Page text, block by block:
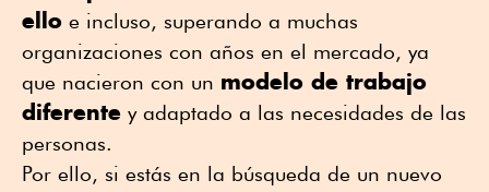
ello e incluso, superando a muchas
organizaciones con años en el mercado, ya
que nacieron con un modelo de trabajo
diferente y adaptado a las necesidades de las
personas.
Por ello, si estás en la búsqueda de un nuevo